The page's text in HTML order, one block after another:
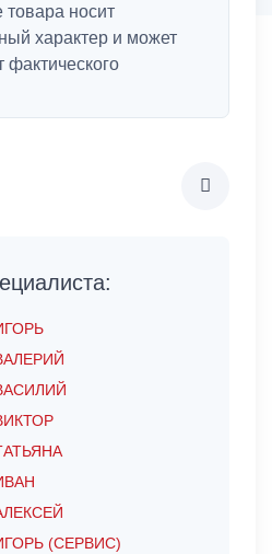
носит
характер и может
фактического
(СЕРВИС)